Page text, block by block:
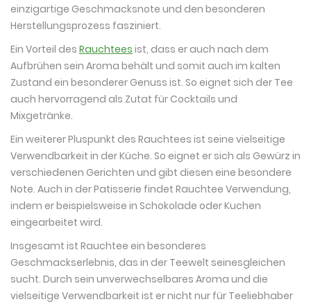
einzigartige Geschmacksnote und den besonderen
Herstellungsprozess fasziniert.
Ein Vorteil des Rauchtees ist, dass er auch nach dem
Aufbrühen sein Aroma behält und somit auch im kalten
Zustand ein besonderer Genuss ist. So eignet sich der Tee
auch hervorragend als Zutat für Cocktails und
Mixgetränke.
Ein weiterer Pluspunkt des Rauchtees ist seine vielseitige
Verwendbarkeit in der Küche. So eignet er sich als Gewürz in
verschiedenen Gerichten und gibt diesen eine besondere
Note. Auch in der Patisserie findet Rauchtee Verwendung,
indem er beispielsweise in Schokolade oder Kuchen
eingearbeitet wird.
Insgesamt ist Rauchtee ein besonderes
Geschmackserlebnis, das in der Teewelt seinesgleichen
sucht. Durch sein unverwechselbares Aroma und die
vielseitige Verwendbarkeit ist er nicht nur für Teeliebhaber